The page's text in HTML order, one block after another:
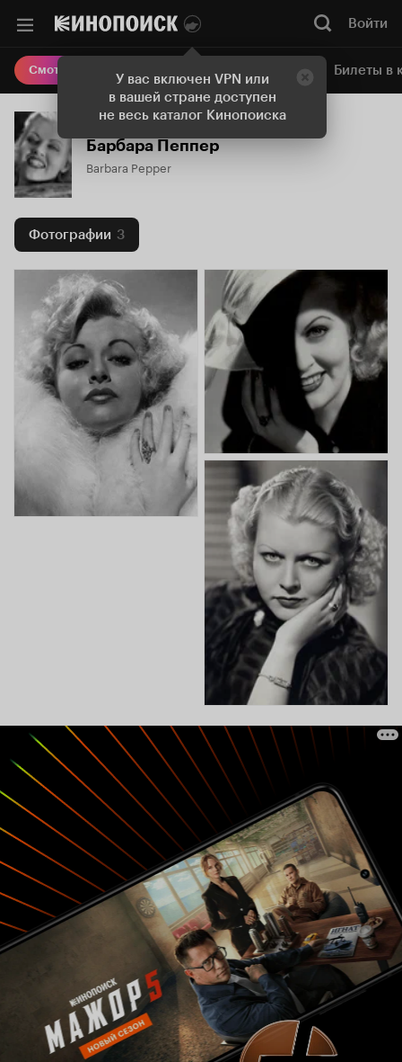
У вас включен VPN или
в вашей стране доступен
не весь каталог Кинопоиска
Войти
Смотреть кино Онлайн-кинотеатр Билеты в
Барбара Пеппер
Barbara Pepper
Фотографии 3